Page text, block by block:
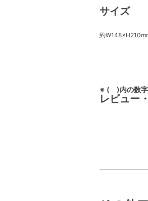
サイズ
約
※ ( )内の数字
レビュー